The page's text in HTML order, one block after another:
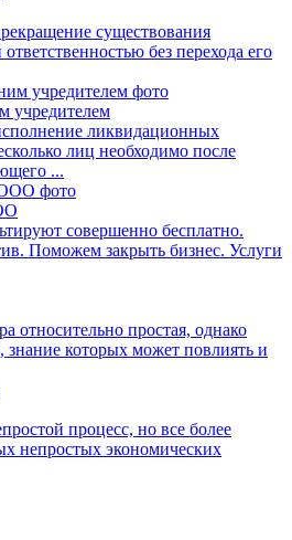
существования
без перехода его
учредителем
ликвидационных
лиц необходимо после
...
совершенно бесплатно.
Поможем закрыть бизнес. Услуги
простая, однако
которых может повлиять и
процесс, но все более
непростых экономических